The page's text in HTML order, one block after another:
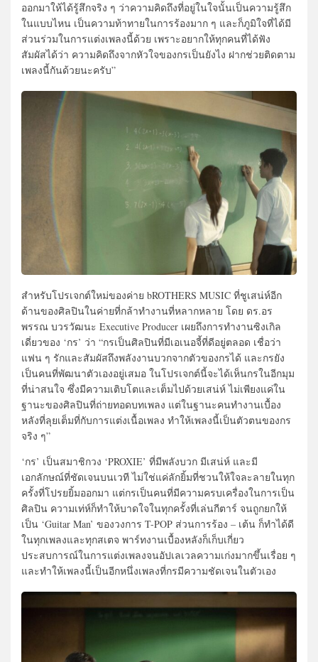
ออกมาให้ได้รู้สึกจริง ๆ ว่าความคิดถึงที่อยู่ในใจนั้นเป็นความรู้สึก
ในแบบไหน เป็นความท้าทายในการร้องมาก ๆ และก็ภูมิใจที่ได้มี
ส่วนร่วมในการแต่งเพลงนี้ด้วย เพราะอยากให้ทุกคนที่ได้ฟัง
สัมผัสได้ว่า ความคิดถึงจากหัวใจของกรเป็นยังไง ฝากช่วยติดตาม
เพลงนี้กันด้วยนะครับ”
สำหรับโปรเจกต์ใหม่ของค่าย bROTHERS MUSIC ที่ชูเสน่ห์อีก
ด้านของศิลปินในค่ายที่กล้าทำงานที่หลากหลาย โดย ดร.อร
พรรณ บวรวัฒนะ Executive Producer เผยถึงการทำงานซิงเกิล
เดี่ยวของ ‘กร’ ว่า “กรเป็นศิลปินที่มีเอเนอจี้ที่ดีอยู่ตลอด เชื่อว่า
แฟน ๆ รักและสัมผัสถึงพลังงานบวกจากตัวของกรได้ และกรยัง
เป็นคนที่พัฒนาตัวเองอยู่เสมอ ในโปรเจกต์นี้จะได้เห็นกรในอีกมุม
ที่น่าสนใจ ซึ่งมีความเติบโตและเต็มไปด้วยเสน่ห์ ไม่เพียงแค่ใน
ฐานะของศิลปินที่ถ่ายทอดบทเพลง แต่ในฐานะคนทำงานเบื้อง
หลังที่ลุยเต็มที่กับการแต่งเนื้อเพลง ทำให้เพลงนี้เป็นตัวตนของกร
จริง ๆ”
‘กร’ เป็นสมาชิกวง ‘PROXIE’ ที่มีพลังบวก มีเสน่ห์ และมี
เอกลักษณ์ที่ชัดเจนบนเวที ไม่ใช่แค่ลักยิ้มที่ชวนให้ใจละลายในทุก
ครั้งที่โปรยยิ้มออกมา แต่กรเป็นคนที่มีความครบเครื่องในการเป็น
ศิลปิน ความเท่ห์ก็ทำให้บาดใจในทุกครั้งที่เล่นกีตาร์ จนถูกยกให้
เป็น ‘Guitar Man’ ของวงการ T-POP ส่วนการร้อง – เต้น ก็ทำได้ดี
ในทุกเพลงและทุกสเตจ พาร์ทงานเบื้องหลังก็เก็บเกี่ยว
ประสบการณ์ในการแต่งเพลงจนอัปเลเวลความเก่งมากขึ้นเรื่อย ๆ
และทำให้เพลงนี้เป็นอีกหนึ่งเพลงที่กรมีความชัดเจนในตัวเอง